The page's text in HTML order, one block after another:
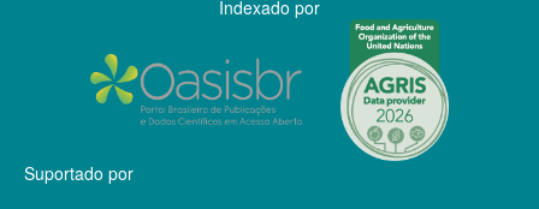
Indexado por
Suportado por